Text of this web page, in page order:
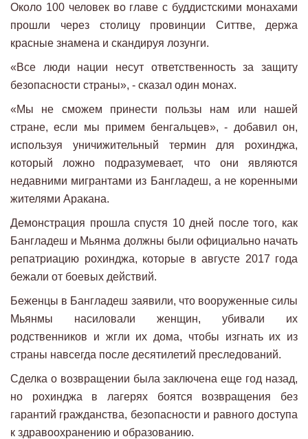
Около 100 человек во главе с буддистскими монахами
прошли через столицу провинции Ситтве, держа
красные знамена и скандируя лозунги.
«Все люди нации несут ответственность за защиту
безопасности страны», - сказал один монах.
«Мы не сможем принести пользы нам или нашей
стране, если мы примем бенгальцев», - добавил он,
используя уничижительный термин для рохинджа,
который ложно подразумевает, что они являются
недавними мигрантами из Бангладеш, а не коренными
жителями Аракана.
Демонстрация прошла спустя 10 дней после того, как
Бангладеш и Мьянма должны были официально начать
репатриацию рохинджа, которые в августе 2017 года
бежали от боевых действий.
Беженцы в Бангладеш заявили, что вооруженные силы
Мьянмы насиловали женщин, убивали их
родственников и жгли их дома, чтобы изгнать их из
страны навсегда после десятилетий преследований.
Сделка о возвращении была заключена еще год назад,
но рохинджа в лагерях боятся возвращения без
гарантий гражданства, безопасности и равного доступа
к здравоохранению и образованию.